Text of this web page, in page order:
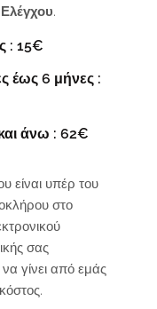
.
: 15€
έως 6 μήνες :
άνω : 62€
είναι υπέρ του
στο
σας
γίνει από εμάς